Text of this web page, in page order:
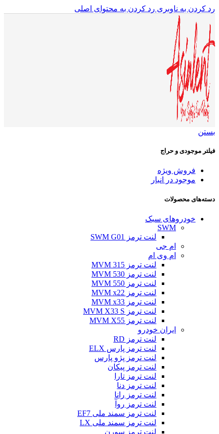
رد کردن به ناوبری رد کردن به محتوای اصلی
بستن
فیلتر موجودی و حراج
فروش ویژه
موجود در انبار
دسته‌های محصولات
خودروهای سبک
SWM
لنت ترمز SWM G01
ام جی
ام وی ام
لنت ترمز MVM 315
لنت ترمز MVM 530
لنت ترمز MVM 550
لنت ترمز MVM x22
لنت ترمز MVM x33
لنت ترمز MVM X33 S
لنت ترمز MVM X55
ایران خودرو
لنت ترمز RD
لنت ترمز پارس ELX
لنت ترمز پژو پارس
لنت ترمز پیکان
لنت ترمز تارا
لنت ترمز دنا
لنت ترمز رانا
لنت ترمز روآ
لنت ترمز سمند ملی EF7
لنت ترمز سمند ملی LX
لنت ترمز سورن